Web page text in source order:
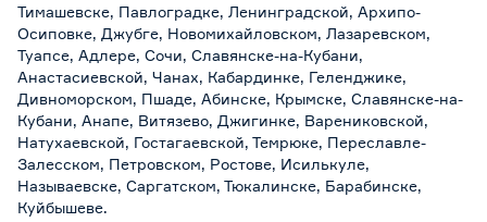
Тимашевске, Павлоградке, Ленинградской, Архипо-
Осиповке, Джубге, Новомихайловском, Лазаревском,
Туапсе, Адлере, Сочи, Славянске-на-Кубани,
Анастасиевской, Чанах, Кабардинке, Геленджике,
Дивноморском, Пшаде, Абинске, Крымске, Славянске-на-
Кубани, Анапе, Витязево, Джигинке, Варениковской,
Натухаевской, Гостагаевской, Темрюке, Переславле-
Залесском, Петровском, Ростове, Исилькуле,
Называевске, Саргатском, Тюкалинске, Барабинске,
Куйбышеве.